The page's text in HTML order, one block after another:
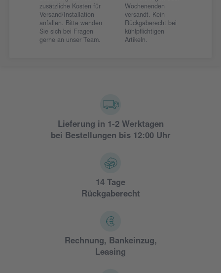
zusätzliche Kosten für
Versand/Installation
anfallen. Bitte wenden
Sie sich bei Fragen
gerne an unser Team.
Wochenenden
versandt. Kein
Rückgaberecht bei
kühlpflichtigen
Artikeln.
Lieferung in 1-2 Werktagen
bei Bestellungen bis 12:00 Uhr
14 Tage
Rückgaberecht
Rechnung, Bankeinzug,
Leasing